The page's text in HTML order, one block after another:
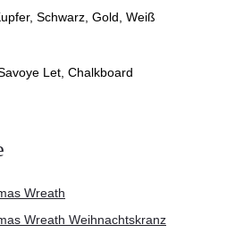
Schwarz, Gold, Weiß
Let, Chalkboard